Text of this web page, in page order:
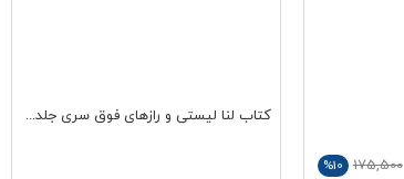
175,500
%10
کتاب لنا لیستی و رازهای فوق سری جلد...